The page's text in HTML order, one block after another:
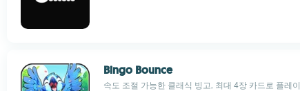
Bingo Bounce
속도 조절 가능한 클래식 빙고, 최대 4장 카드로 플레이